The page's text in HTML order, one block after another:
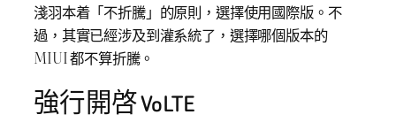
淺羽本着「不折騰」的原則，選擇使用國際版。不
過，其實已經涉及到灌系統了，選擇哪個版本的
MIUI 都不算折騰。
強行開啓 VoLTE